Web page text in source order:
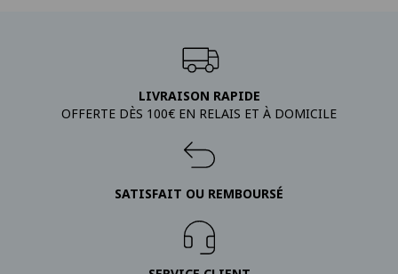
LIVRAISON RAPIDE
OFFERTE DÈS 100€ EN RELAIS ET À DOMICILE
SATISFAIT OU REMBOURSÉ